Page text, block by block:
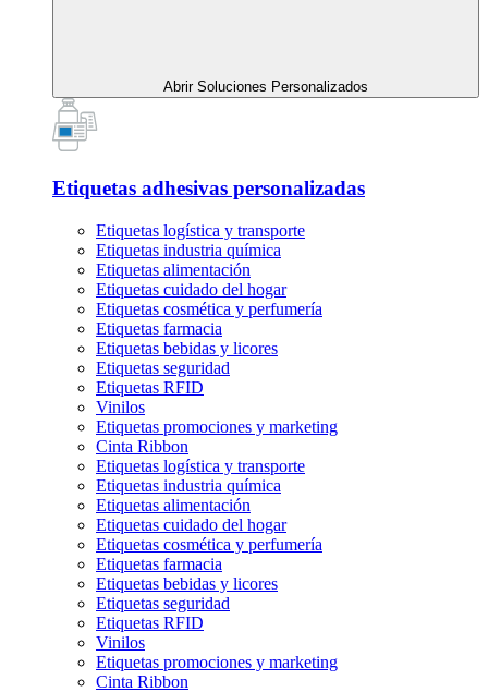
Abrir Soluciones Personalizados
Etiquetas adhesivas personalizadas
Etiquetas logística y transporte
Etiquetas industria química
Etiquetas alimentación
Etiquetas cuidado del hogar
Etiquetas cosmética y perfumería
Etiquetas farmacia
Etiquetas bebidas y licores
Etiquetas seguridad
Etiquetas RFID
Vinilos
Etiquetas promociones y marketing
Cinta Ribbon
Etiquetas logística y transporte
Etiquetas industria química
Etiquetas alimentación
Etiquetas cuidado del hogar
Etiquetas cosmética y perfumería
Etiquetas farmacia
Etiquetas bebidas y licores
Etiquetas seguridad
Etiquetas RFID
Vinilos
Etiquetas promociones y marketing
Cinta Ribbon